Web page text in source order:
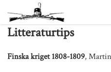
Litteraturtips
Finska kriget 1808-1809,